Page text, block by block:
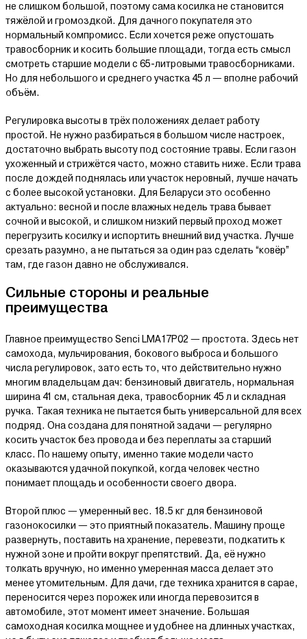
не слишком большой, поэтому сама косилка не становится
тяжёлой и громоздкой. Для дачного покупателя это
нормальный компромисс. Если хочется реже опустошать
травосборник и косить большие площади, тогда есть смысл
смотреть старшие модели с 65-литровыми травосборниками.
Но для небольшого и среднего участка 45 л — вполне рабочий
объём.
Регулировка высоты в трёх положениях делает работу
простой. Не нужно разбираться в большом числе настроек,
достаточно выбрать высоту под состояние травы. Если газон
ухоженный и стрижётся часто, можно ставить ниже. Если трава
после дождей поднялась или участок неровный, лучше начать
с более высокой установки. Для Беларуси это особенно
актуально: весной и после влажных недель трава бывает
сочной и высокой, и слишком низкий первый проход может
перегрузить косилку и испортить внешний вид участка. Лучше
срезать разумно, а не пытаться за один раз сделать “ковёр”
там, где газон давно не обслуживался.
Сильные стороны и реальные
преимущества
Главное преимущество Senci LMA17P02 — простота. Здесь нет
самохода, мульчирования, бокового выброса и большого
числа регулировок, зато есть то, что действительно нужно
многим владельцам дач: бензиновый двигатель, нормальная
ширина 41 см, стальная дека, травосборник 45 л и складная
ручка. Такая техника не пытается быть универсальной для всех
подряд. Она создана для понятной задачи — регулярно
косить участок без провода и без переплаты за старший
класс. По нашему опыту, именно такие модели часто
оказываются удачной покупкой, когда человек честно
понимает площадь и особенности своего двора.
Второй плюс — умеренный вес. 18.5 кг для бензиновой
газонокосилки — это приятный показатель. Машину проще
развернуть, поставить на хранение, перевезти, подкатить к
нужной зоне и пройти вокруг препятствий. Да, её нужно
толкать вручную, но именно умеренная масса делает это
менее утомительным. Для дачи, где техника хранится в сарае,
переносится через порожек или иногда перевозится в
автомобиле, этот момент имеет значение. Большая
самоходная косилка мощнее и удобнее на длинных участках,